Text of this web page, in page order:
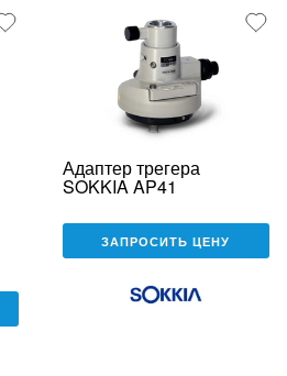
Адаптер трегера
SOKKIA AP41
ЗАПРОСИТЬ ЦЕНУ